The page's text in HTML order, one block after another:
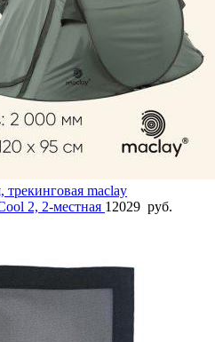
трекинговая maclay
2, 2-местная 12029 руб.